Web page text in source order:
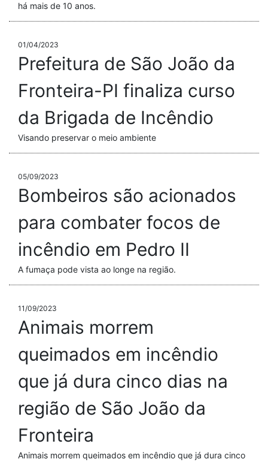
há mais de 10 anos.
01/04/2023
Prefeitura de São João da
Fronteira-PI finaliza curso
da Brigada de Incêndio
Visando preservar o meio ambiente
05/09/2023
Bombeiros são acionados
para combater focos de
incêndio em Pedro II
A fumaça pode vista ao longe na região.
11/09/2023
Animais morrem
queimados em incêndio
que já dura cinco dias na
região de São João da
Fronteira
Animais morrem queimados em incêndio que já dura cinco